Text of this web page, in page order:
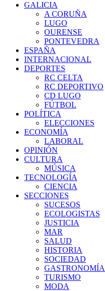
GALICIA
A CORUÑA
LUGO
OURENSE
PONTEVEDRA
ESPAÑA
INTERNACIONAL
DEPORTES
RC CELTA
RC DEPORTIVO
CD LUGO
FÚTBOL
POLÍTICA
ELECCIONES
ECONOMÍA
LABORAL
OPINIÓN
CULTURA
MÚSICA
TECNOLOGÍA
CIENCIA
SECCIONES
SUCESOS
ECOLOGISTAS
JUSTICIA
MAR
SALUD
HISTORIA
SOCIEDAD
GASTRONOMÍA
TURISMO
MODA